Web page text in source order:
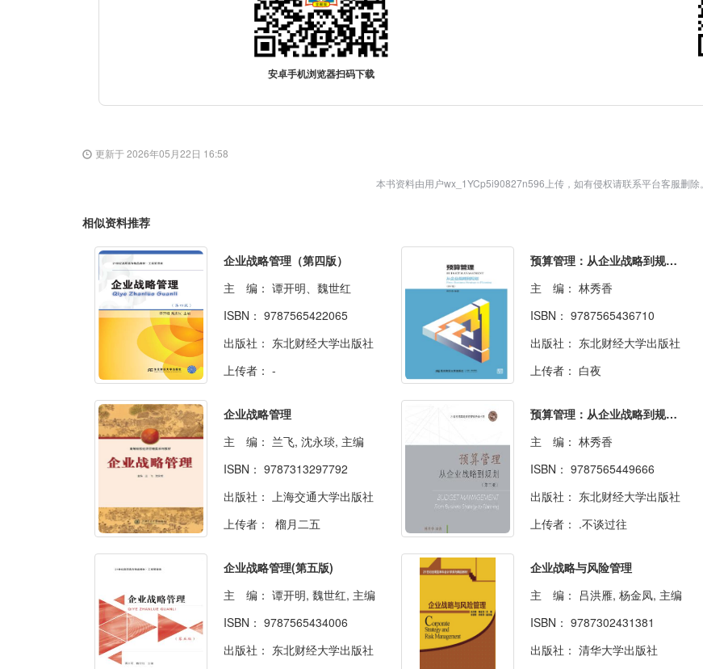
安卓手机浏览器扫码下载
更新于 2026年05月22日 16:58
本书资料由用户wx_1YCp5i90827n596上传，如有侵权请联系平台客服删除。
相似资料推荐
企业战略管理（第四版）
主 编： 谭开明、魏世红
ISBN： 9787565422065
出版社： 东北财经大学出版社
上传者： -
预算管理：从企业战略到规划（第二版）
主 编： 林秀香
ISBN： 9787565436710
出版社： 东北财经大学出版社
上传者： 白夜
企业战略管理
主 编： 兰飞, 沈永琰, 主编
ISBN： 9787313297792
出版社： 上海交通大学出版社
上传者：
榴月二五
预算管理：从企业战略到规划（第三版）
主 编： 林秀香
ISBN： 9787565449666
出版社： 东北财经大学出版社
上传者： .不谈过往
企业战略管理(第五版)
主 编： 谭开明, 魏世红, 主编
ISBN： 9787565434006
出版社： 东北财经大学出版社
企业战略与风险管理
主 编： 吕洪雁, 杨金凤, 主编
ISBN： 9787302431381
出版社： 清华大学出版社